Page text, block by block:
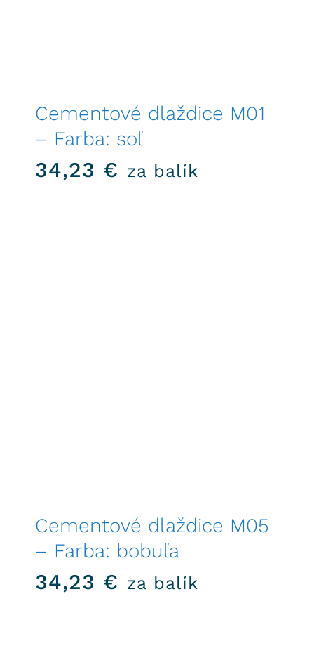
Cementové dlaždice M01
– Farba: soľ
34,23 € za balík
Cementové dlaždice M05
– Farba: bobuľa
34,23 € za balík